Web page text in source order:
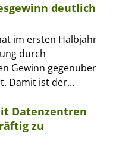
deutlich
im ersten Halbjahr
durch
Gewinn gegenüber
Damit ist der...
Datenzentren
zu